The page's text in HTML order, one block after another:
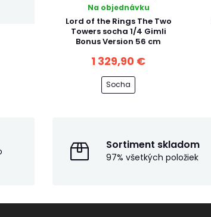
Na objednávku
Lord of the Rings The Two
Towers socha 1/4 Gimli
Bonus Version 56 cm
1 329,90 €
Socha
Sortiment skladom
97% všetkých položiek